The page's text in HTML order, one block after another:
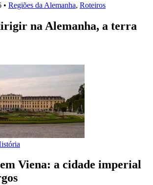
• Regiões da Alemanha, Roteiros
na Alemanha, a terra
Viena: a cidade imperial